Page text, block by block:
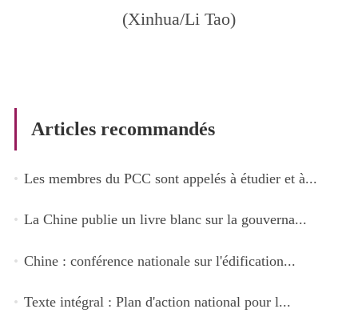
(Xinhua/Li Tao)
Articles recommandés
Les membres du PCC sont appelés à étudier et à...
La Chine publie un livre blanc sur la gouverna...
Chine : conférence nationale sur l'édification...
Texte intégral : Plan d'action national pour l...